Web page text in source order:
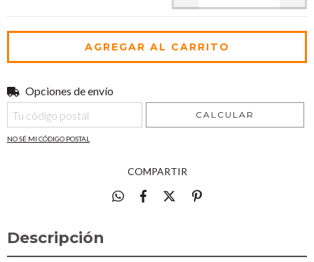
Entregas para el CP:
Opciones de envío
CALCULAR
NO SÉ MI CÓDIGO POSTAL
COMPARTIR
Descripción